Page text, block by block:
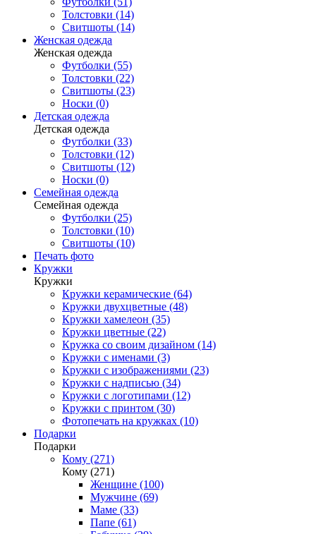
Толстовки (14)
Свитшоты (14)
Женская одежда
Женская одежда
Футболки (55)
Толстовки (22)
Свитшоты (23)
Носки (0)
Детская одежда
Детская одежда
Футболки (33)
Толстовки (12)
Свитшоты (12)
Носки (0)
Семейная одежда
Семейная одежда
Футболки (25)
Толстовки (10)
Свитшоты (10)
Печать фото
Кружки
Кружки
Кружки керамические (64)
Кружки двухцветные (48)
Кружки хамелеон (35)
Кружки цветные (22)
Кружка со своим дизайном (14)
Кружки с именами (3)
Кружки с изображениями (23)
Кружки с надписью (34)
Кружки с логотипами (12)
Кружки с принтом (30)
Фотопечать на кружках (10)
Подарки
Подарки
Кому (271)
Кому (271)
Женщине (100)
Мужчине (69)
Маме (33)
Папе (61)